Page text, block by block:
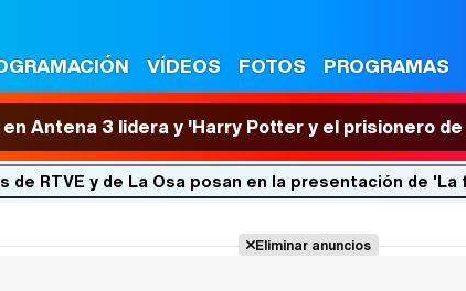
VÍDEOS FOTOS PROGRAMAS
Antena 3 lidera y 'Harry Potter y el prisionero
RTVE y de La Osa posan en la presentación de
Eliminar anuncios